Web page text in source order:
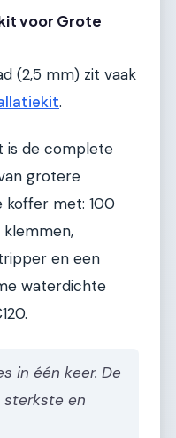
voor Grote
(2,5 mm) zit vaak
.
is de complete
grotere
koffer met: 100
en een
waterdichte
in één keer. De
sterkste en